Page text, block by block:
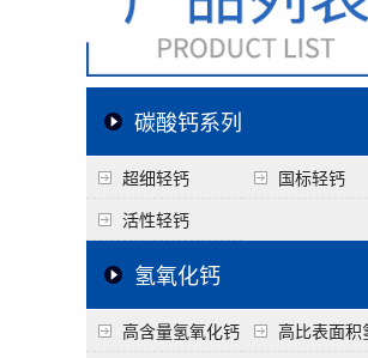
碳酸钙系列
超细轻钙
国标轻钙
活性轻钙
氢氧化钙
高含量氢氧化钙
高比表面积